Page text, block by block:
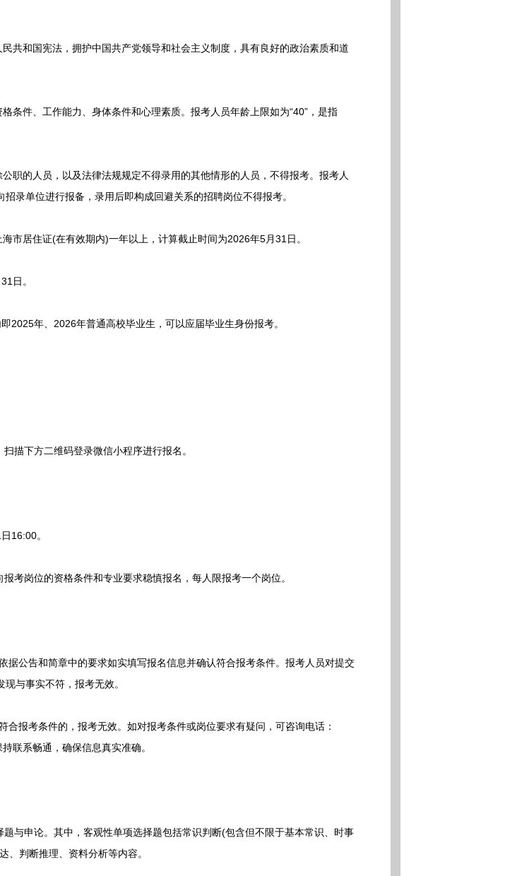
和国宪法，拥护中国共产党领导和社会主义制度，具有良好的政治素质和道
件、工作能力、身体条件和心理素质。报考人员年龄上限如为“40”，是指
的人员，以及法律法规规定不得录用的其他情形的人员，不得报考。报考人
录单位进行报备，录用后即构成回避关系的招聘岗位不得报考。
居住证(在有效期内)一年以上，计算截止时间为2026年5月31日。
日。
年、2026年普通高校毕业生，可以应届毕业生身份报考。
下方二维码登录微信小程序进行报名。
16:00。
岗位的资格条件和专业要求稳慎报名，每人限报考一个岗位。
公告和简章中的要求如实填写报名信息并确认符合报考条件。报考人员对提交
与事实不符，报考无效。
报考条件的，报考无效。如对报考条件或岗位要求有疑问，可咨询电话：
联系畅通，确保信息真实准确。
申论。其中，客观性单项选择题包括常识判断(包含但不限于基本常识、时事
、判断推理、资料分析等内容。